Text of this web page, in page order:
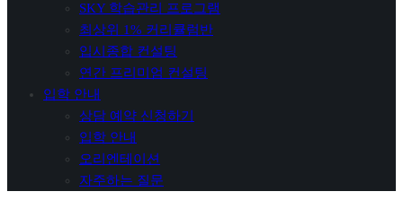
SKY 학습관리 프로그램
최상위 1% 커리큘럼반
입시종합 컨설팅
연간 프리미엄 컨설팅
입학 안내
상담 예약 신청하기
입학 안내
오리엔테이션
자주하는 질문